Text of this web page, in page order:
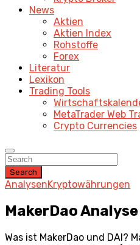
News
Aktien
Aktien Index
Rohstoffe
Forex
Literatur
Lexikon
Trading Tools
MetaTrader Web
Crypto Currencies
Search
AnalysenKryptowährungen
MakerDao
Was ist MakerDao und DAI?